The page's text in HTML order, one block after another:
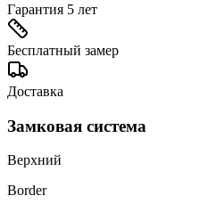
Гарантия 5 лет
Бесплатный замер
Доставка
Замковая система
Верхний
Border